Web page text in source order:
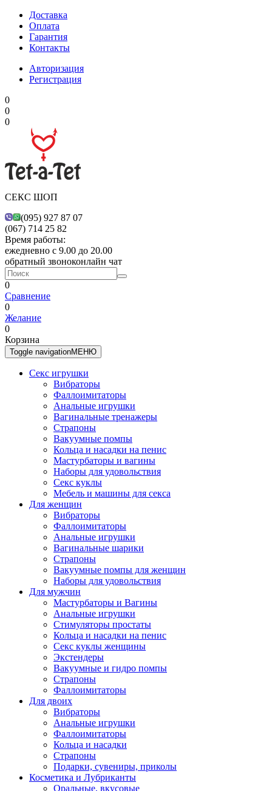
Доставка
Оплата
Гарантия
Контакты
Авторизация
Регистрация
0
0
0
СЕКС ШОП
(095) 927 87 07
(067) 714 25 82
Время работы:
ежедневно с 9.00 до 20.00
обратный звоноконлайн чат
0
Сравнение
0
Желание
0
Корзина
Toggle navigationМЕНЮ
Секс игрушки
Вибраторы
Фаллоимитаторы
Анальные игрушки
Вагинальные тренажеры
Страпоны
Вакуумные помпы
Кольца и насадки на пенис
Мастурбаторы и вагины
Наборы для удовольствия
Секс куклы
Мебель и машины для секса
Для женщин
Вибраторы
Фаллоимитаторы
Анальные игрушки
Вагинальные шарики
Страпоны
Вакуумные помпы для женщин
Наборы для удовольствия
Для мужчин
Мастурбаторы и Вагины
Анальные игрушки
Стимуляторы простаты
Кольца и насадки на пенис
Секс куклы женщины
Экстендеры
Вакуумные и гидро помпы
Страпоны
Фаллоимитаторы
Для двоих
Вибраторы
Анальные игрушки
Фаллоимитаторы
Кольца и насадки
Страпоны
Подарки, сувениры, приколы
Косметика и Лубриканты
Оральные, вкусовые